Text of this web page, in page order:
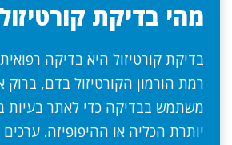
מהי בדיקת קורטיזול
בדיקת קורטיזול היא בדיקה
רמת הורמון הקורטיזול בדם, ברוק
משתמש בבדיקה כדי לאתר בעיות
יותרת הכליה או ההיפופיזה.